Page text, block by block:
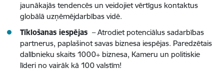
jaunākajās tendencēs un veidojiet vērtīgus kontaktus
globālā uzņēmējdarbības vidē.
Tīklošanas iespējas – Atrodiet potenciālus sadarbības
partnerus, paplašinot savas biznesa iespējas. Paredzētais
dalībnieku skaits 1000+ biznesa, Kameru un politiskie
līderi no vairāk kā 100 valstīm!